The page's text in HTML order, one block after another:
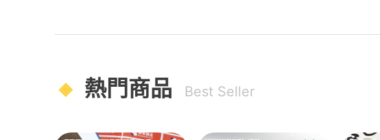
熱門商品 Best Seller